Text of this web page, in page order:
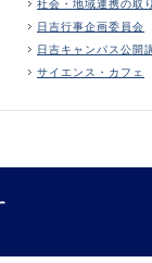
社会・地域連携の取
日吉行事企画委員会
日吉キャンパス公開
サイエンス・カフェ